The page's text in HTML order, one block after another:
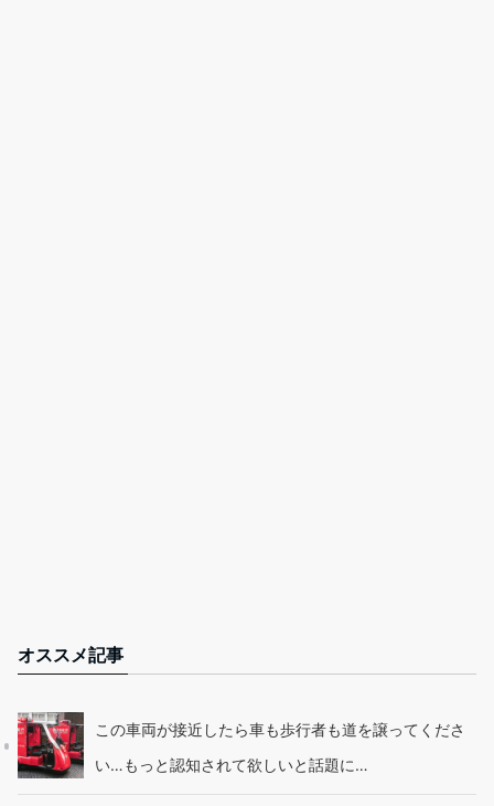
オススメ記事
この車両が接近したら車も歩行者も道を譲ってくださ
い…もっと認知されて欲しいと話題に…